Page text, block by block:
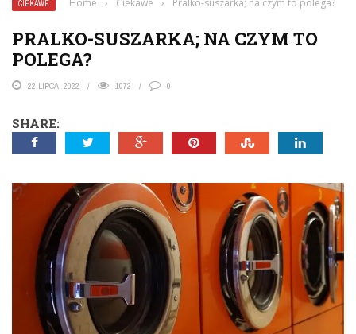
CIEKAWE Home › Ciekawe › Pralko-suszarka; na czym to polega?
PRALKO-SUSZARKA; NA CZYM TO
POLEGA?
22 LIPCA, 2022 1072 0
SHARE: